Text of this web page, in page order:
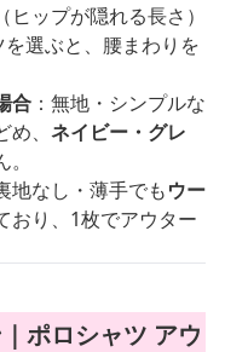
ヒップが隠れる長さ）
選ぶと、腰まわりを
合 ：無地・シンプルな
、 ネイビー・グレ
地なし・薄手でもウー
おり、1枚でアウター
ポロシャツ アウ